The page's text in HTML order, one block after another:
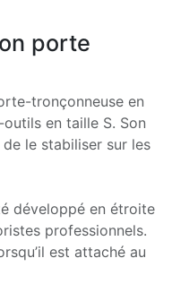
porte
tronçonneuse en
en taille S. Son
le stabiliser sur les
développé en étroite
professionnels.
est attaché au